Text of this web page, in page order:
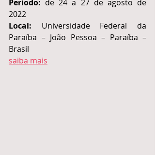
Período: de 24 a 27 de agosto de
2022
Local: Universidade Federal da
Paraíba – João Pessoa – Paraíba –
Brasil
saiba mais